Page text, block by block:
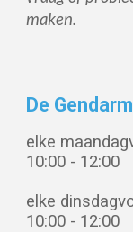
maken.
De
elke
10:00 - 12:00
elke dinsdag
10:00 - 12:00